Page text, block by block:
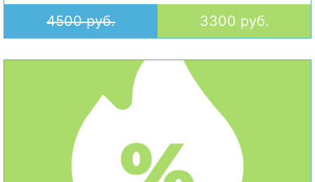
4500 руб. 3300 руб.